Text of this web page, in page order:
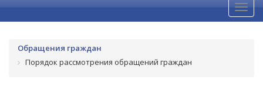
Обращения граждан
Порядок рассмотрения обращений граждан